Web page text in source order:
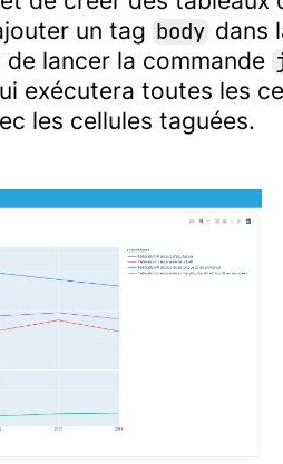
un tag body dans
lancer la commande
exécutera toutes les
les cellules taguées.